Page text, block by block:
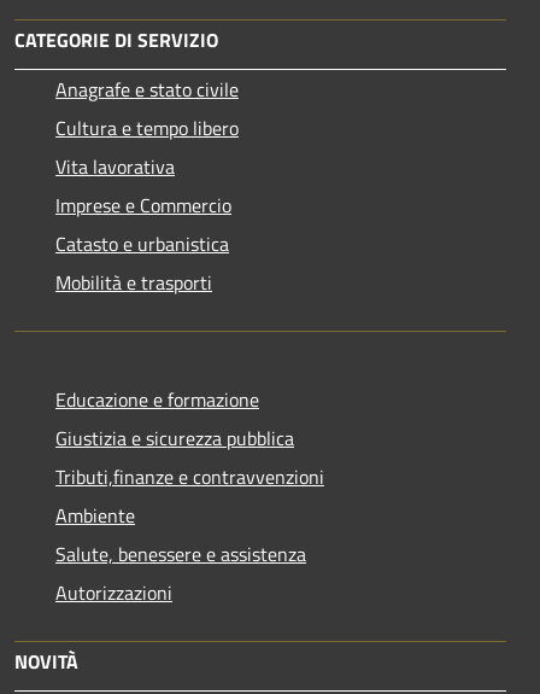
CATEGORIE DI SERVIZIO
Anagrafe e stato civile
Cultura e tempo libero
Vita lavorativa
Imprese e Commercio
Catasto e urbanistica
Mobilità e trasporti
Educazione e formazione
Giustizia e sicurezza pubblica
Tributi,finanze e contravvenzioni
Ambiente
Salute, benessere e assistenza
Autorizzazioni
NOVITÀ